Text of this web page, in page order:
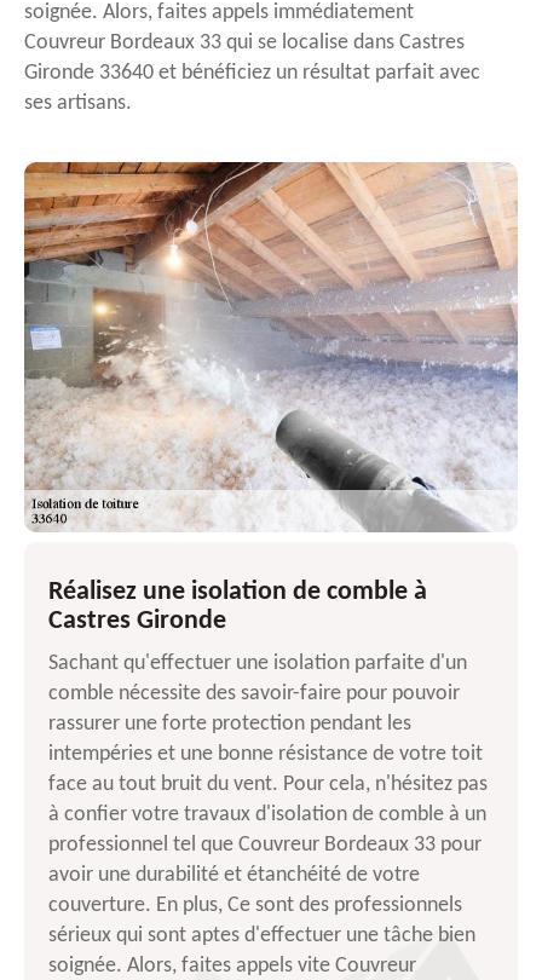
soignée. Alors, faites appels immédiatement
Couvreur Bordeaux 33 qui se localise dans Castres
Gironde 33640 et bénéficiez un résultat parfait avec
ses artisans.
Réalisez une isolation de comble à
Castres Gironde
Sachant qu'effectuer une isolation parfaite d'un
comble nécessite des savoir-faire pour pouvoir
rassurer une forte protection pendant les
intempéries et une bonne résistance de votre toit
face au tout bruit du vent. Pour cela, n'hésitez pas
à confier votre travaux d'isolation de comble à un
professionnel tel que Couvreur Bordeaux 33 pour
avoir une durabilité et étanchéité de votre
couverture. En plus, Ce sont des professionnels
sérieux qui sont aptes d'effectuer une tâche bien
soignée. Alors, faites appels vite Couvreur